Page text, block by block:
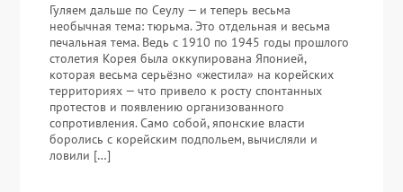
Гуляем дальше по Сеулу — и теперь весьма
необычная тема: тюрьма. Это отдельная и весьма
печальная тема. Ведь с 1910 по 1945 годы прошлого
столетия Корея была оккупирована Японией,
которая весьма серьёзно «жестила» на корейских
территориях — что привело к росту спонтанных
протестов и появлению организованного
сопротивления. Само собой, японские власти
боролись с корейским подпольем, вычисляли и
ловили […]